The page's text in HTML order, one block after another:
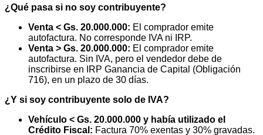
¿Qué pasa si no soy contribuyente?
Venta < Gs. 20.000.000: El comprador emite
autofactura. No corresponde IVA ni IRP.
Venta > Gs. 20.000.000: El comprador emite
autofactura. Sin IVA, pero el vendedor debe de
inscribirse en IRP Ganancia de Capital (Obligación
716), en un plazo de 30 días.
¿Y si soy contribuyente solo de IVA?
Vehículo < Gs. 20.000.000 y había utilizado el
Crédito Fiscal: Factura 70% exentas y 30% gravadas.